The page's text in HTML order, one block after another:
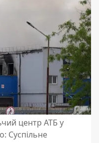
центр АТБ у
Суспільне